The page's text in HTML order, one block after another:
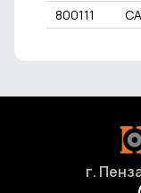
800111
г.